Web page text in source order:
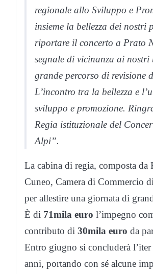
regionale allo Sviluppo e
insieme la bellezza dei
riportare il concerto a Prato
segnale di vicinanza ai
grande percorso di revisione
L’incontro tra la bellezza e
sviluppo e promozione.
Regia istituzionale del
Alpi”.
La cabina di regia, composta
Cuneo, Camera di Commercio
per allestire una giornata di
È di 71mila euro l’impegno
contributo di 30mila euro da
Entro giugno si concluderà
anni, portando con sé alcune